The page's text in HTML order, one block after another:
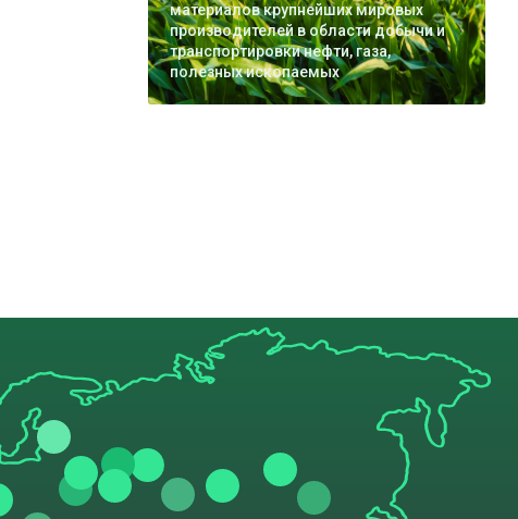
материалов крупнейших мировых
производителей в области добычи и
транспортировки нефти, газа,
полезных ископаемых